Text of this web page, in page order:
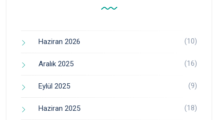
Haziran 2026 (10)
Aralık 2025 (16)
Eylül 2025 (9)
Haziran 2025 (18)